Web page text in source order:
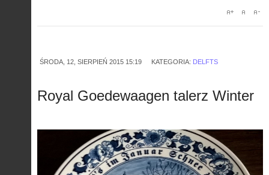
ŚRODA, 12, SIERPIEŃ 2015 15:19 KATEGORIA: DELFTS
Royal Goedewaagen talerz Winter